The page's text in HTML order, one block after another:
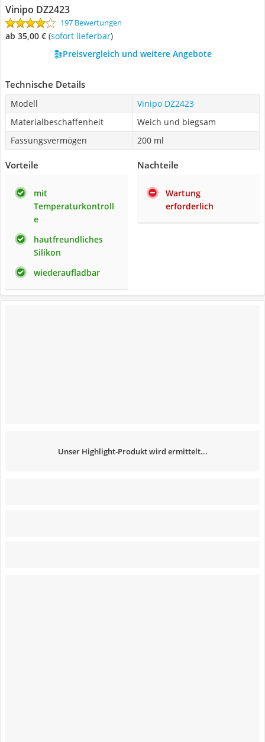
Vinipo DZ2423
197 Bewertungen
ab 35,00 € ( Sofort lieferbar)
Preisvergleich und weitere Angebote
Technische Details
Modell
Vinipo DZ2423
Materialbeschaffenheit
Weich und biegsam
Fassungsvermögen
200 ml
Vorteile
mit
Temperaturkontroll
e
hautfreundliches
Silikon
wiederaufladbar
Nachteile
Wartung
erforderlich
Unser Highlight-Produkt wird ermittelt...